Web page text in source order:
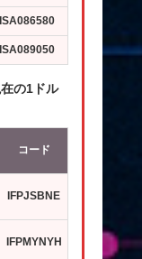
の1ドル
コード
IFPJSBNE
IFPMYNYH